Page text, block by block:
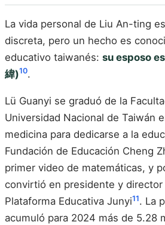
La vida personal de Liu An-ting
discreta, pero un hecho es
educativo taiwanés: su esposo
緯)10.
Lü Guanyi se graduó de la
Universidad Nacional de Taiwán
medicina para dedicarse a la
Fundación de Educación Cheng
primer video de matemáticas, y
convirtió en presidente y
Plataforma Educativa Junyi11. La
acumuló para 2024 más de 5.28